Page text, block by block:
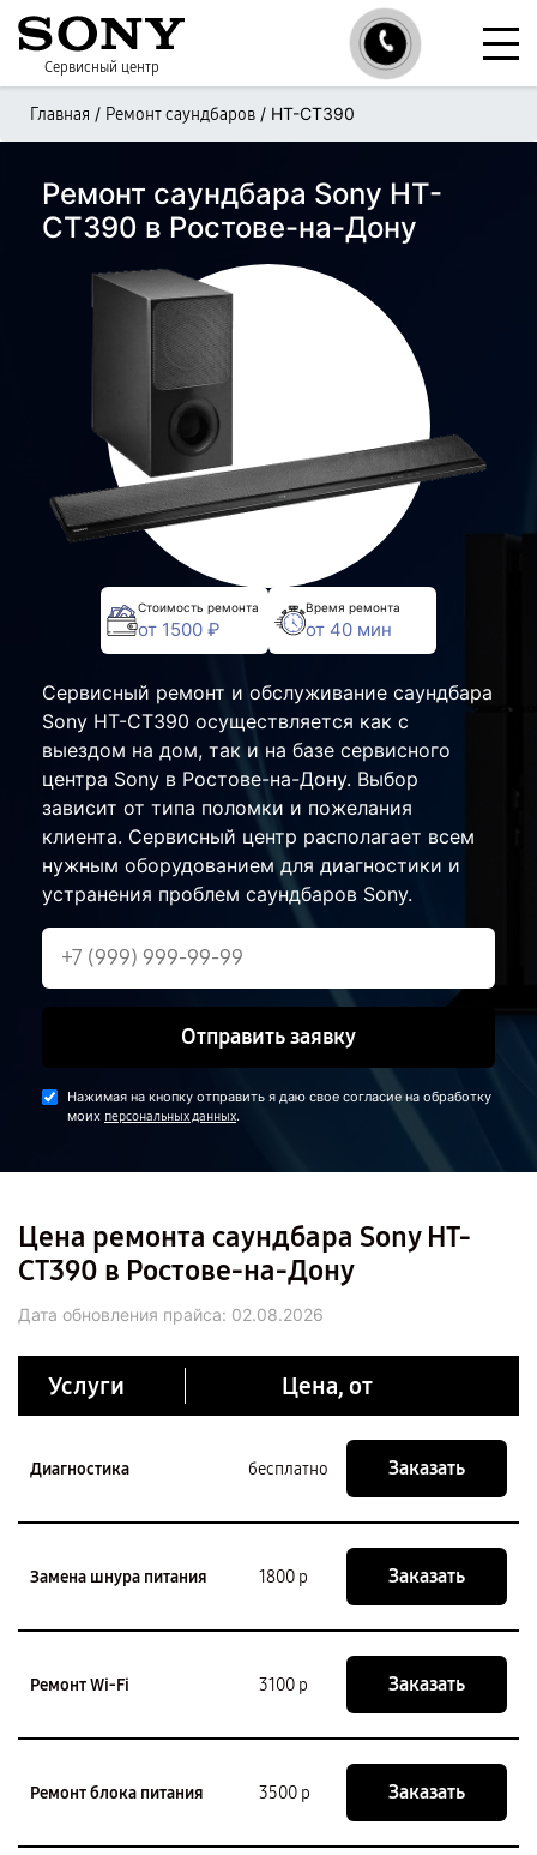
Сервисный центр
Главная / Ремонт саундбаров / HT-CT390
Ремонт саундбара Sony HT-
CT390 в Ростове-на-Дону
Стоимость ремонта
от 1500 ₽
Время ремонта
от 40 мин
Сервисный ремонт и обслуживание саундбара
Sony HT-CT390 осуществляется как с
выездом на дом, так и на базе сервисного
центра Sony в Ростове-на-Дону. Выбор
зависит от типа поломки и пожелания
клиента. Сервисный центр располагает всем
нужным оборудованием для диагностики и
устранения проблем саундбаров Sony.
Отправить заявку
Нажимая на кнопку отправить я даю свое согласие на обработку
моих персональных данных.
Цена ремонта саундбара Sony HT-
CT390 в Ростове-на-Дону
Дата обновления прайса: 02.08.2026
Услуги Цена, от
Диагностика бесплатно Заказать
Замена шнура питания 1800 р Заказать
Ремонт Wi-Fi 3100 р Заказать
Ремонт блока питания 3500 р Заказать